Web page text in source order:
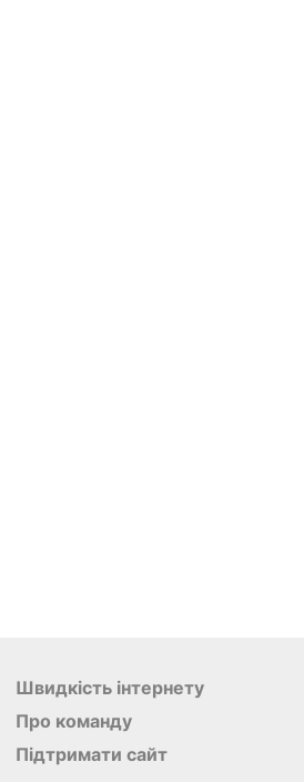
Швидкість інтернету
Про команду
Підтримати сайт